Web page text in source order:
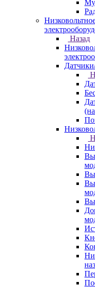
Назад